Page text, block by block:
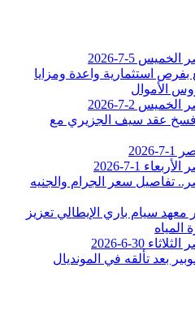
5-7-2026
استثمارية واعدة ومزايا
الأموال
2-7-2026
فسخ عقد سيف الجزيري مع
1-7-2026
تفاصيل سعر الجرام والجنيه
سيام باري الإيطالي تعزيز
المياه
30-6-2026
بعد تألقه في المونديال